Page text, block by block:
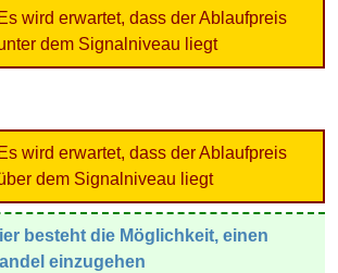
Es wird erwartet, dass der Ablaufpreis
dem Signalniveau liegt
Es wird erwartet, dass der Ablaufpreis
dem Signalniveau liegt
besteht die Möglichkeit, einen
einzugehen